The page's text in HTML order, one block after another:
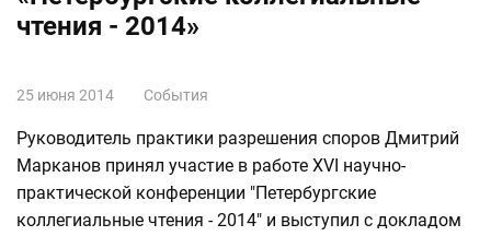
чтения - 2014»
25 июня 2014 События
Руководитель практики разрешения споров Дмитрий
Марканов принял участие в работе XVI научно-
практической конференции "Петербургские
коллегиальные чтения - 2014" и выступил с докладом